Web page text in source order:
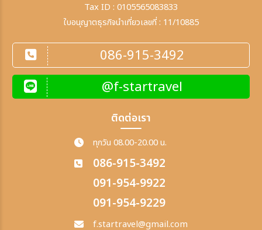
Tax ID : 0105565083833
ใบอนุญาตธุรกิจนำเที่ยวเลขที่ : 11/10885
086-915-3492
@f-startravel
ติดต่อเรา
ทุกวัน 08.00-20.00 น.
086-915-3492
091-954-9922
091-954-9229
f.startravel@gmail.com